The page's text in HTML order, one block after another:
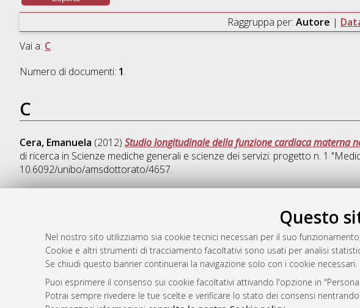
Questo
Nel nostro sito utilizziamo sia cookie tecnici necessari per il suo
Cookie e altri strumenti di tracciamento facoltativi sono usati per analisi
Se chiudi questo banner continuerai la navigazione solo con i cookie necessari.
Puoi esprimere il consenso sui cookie facoltativi attivando l'opzione in
Potrai sempre rivedere le tue scelte e verificare lo stato dei consensi
Raggruppa per: Autore |
Vai a: C
Numero di documenti: 1.
C
Cera, Emanuela (2012) Studio longitudinale della funzione cardiaca materna
di ricerca in Scienze mediche generali e scienze dei servizi: progetto n. 1
10.6092/unibo/amsdottorato/4657.
Atom
Rss 1.0
Rss 2.0
AMS Dottorato
ISSN: 2038-7946
Servizio implementato e gestito
Impostazioni Cookie
Informativa sulla privacy